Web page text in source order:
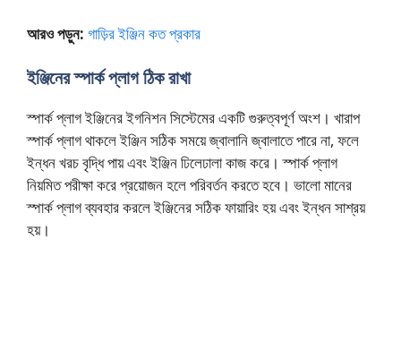
আরও পড়ুন: গাড়ির ইঞ্জিন কত প্রকার
ইঞ্জিনের স্পার্ক প্লাগ ঠিক রাখা
স্পার্ক প্লাগ ইঞ্জিনের ইগনিশন সিস্টেমের একটি গুরুত্বপূর্ণ অংশ। খারাপ
স্পার্ক প্লাগ থাকলে ইঞ্জিন সঠিক সময়ে জ্বালানি জ্বালাতে পারে না, ফলে
ইন্ধন খরচ বৃদ্ধি পায় এবং ইঞ্জিন ঢিলেঢালা কাজ করে। স্পার্ক প্লাগ
নিয়মিত পরীক্ষা করে প্রয়োজন হলে পরিবর্তন করতে হবে। ভালো মানের
স্পার্ক প্লাগ ব্যবহার করলে ইঞ্জিনের সঠিক ফায়ারিং হয় এবং ইন্ধন সাশ্রয়
হয়।